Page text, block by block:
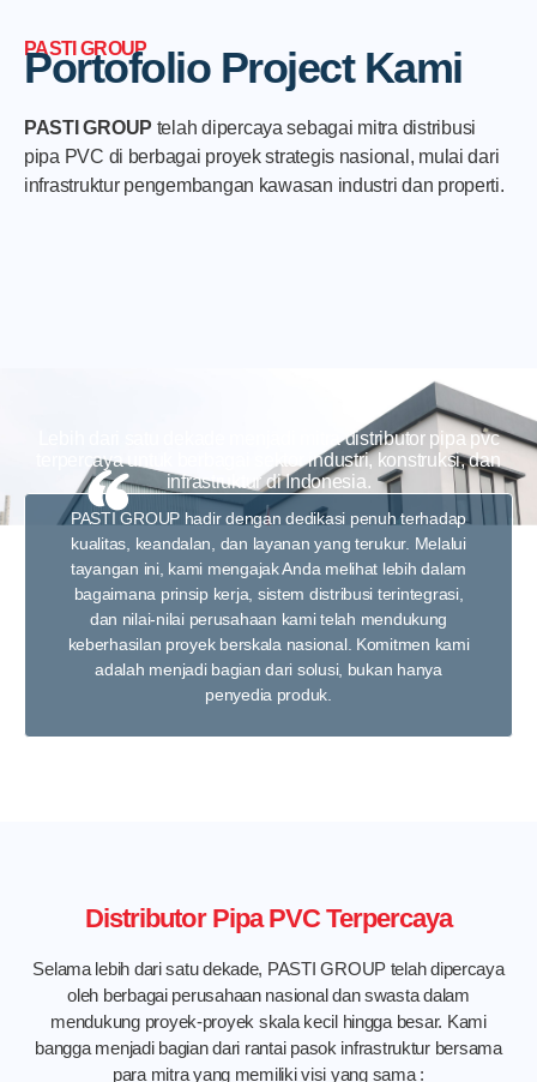
PASTI GROUP
Portofolio Project Kami
PASTI GROUP telah dipercaya sebagai mitra distribusi
pipa PVC di berbagai proyek strategis nasional, mulai dari
infrastruktur pengembangan kawasan industri dan properti.
Lebih dari satu dekade menjadi mitra distributor pipa pvc
terpercaya untuk berbagai sektor industri, konstruksi, dan
infrastruktur di Indonesia.
PASTI GROUP hadir dengan dedikasi penuh terhadap
kualitas, keandalan, dan layanan yang terukur. Melalui
tayangan ini, kami mengajak Anda melihat lebih dalam
bagaimana prinsip kerja, sistem distribusi terintegrasi,
dan nilai-nilai perusahaan kami telah mendukung
keberhasilan proyek berskala nasional. Komitmen kami
adalah menjadi bagian dari solusi, bukan hanya
penyedia produk.
Distributor Pipa PVC Terpercaya
Selama lebih dari satu dekade, PASTI GROUP telah dipercaya
oleh berbagai perusahaan nasional dan swasta dalam
mendukung proyek-proyek skala kecil hingga besar. Kami
bangga menjadi bagian dari rantai pasok infrastruktur bersama
para mitra yang memiliki visi yang sama :